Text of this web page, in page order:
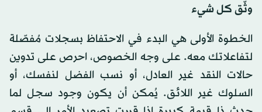
وثّق كل شيء
الخطوة الأولى هي البدء في الاحتفاظ بسجلات مُفصّلة
لتفاعلاتك معه. على وجه الخصوص، احرص على تدوين
حالات النقد غير العادل، أو نسب الفضل لنفسك، أو
السلوك غير اللائق. يُمكن أن يكون وجود سجل لما